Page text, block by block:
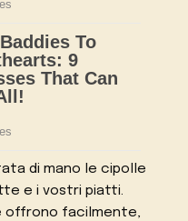
di mano le cipolle
e i vostri piatti.
offrono facilmente,